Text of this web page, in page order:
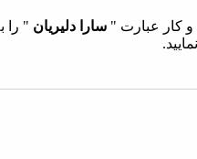
"سارا دلیریان" را به